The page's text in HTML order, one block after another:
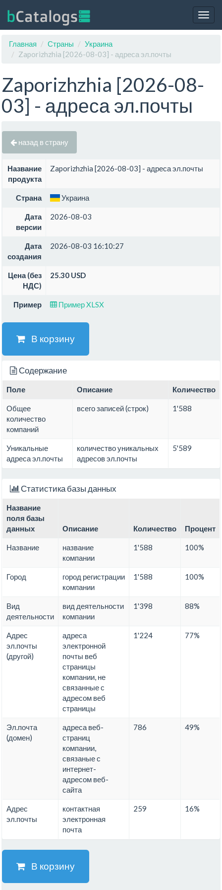
Главная
Страны
Украина
Zaporizhzhia [2026-08-03] - адреса эл.почты
Zaporizhzhia [2026-08-
03] - адреса эл.почты
назад в страну
Название
продукта
Zaporizhzhia [2026-08-03] - адреса эл.почты
Страна Украина
Дата
версии
2026-08-03
Дата
создания
2026-08-03 16:10:27
Цена (без
НДС)
25.30 USD
Пример Пример XLSX
В корзину
Содержание
Поле Описание Количество
Общее
количество
компаний
всего записей (строк) 1'588
Уникальные
адреса эл.почты
количество уникальных
адресов эл.почты
5'589
Статистика базы данных
Название
поля базы
данных
Описание Количество Процент
Название
название
компании
1'588 100%
Город
город регистрации
компании
1'588 100%
Вид
деятельности
вид деятельности
компании
1'398 88%
Адрес
эл.почты
(другой)
адреса
электронной
почты веб
страницы
компании, не
связанные с
адресом веб
страницы
1'224 77%
Эл.почта
(домен)
адреса веб-
страниц
компании,
связаные с
интернет-
адресом веб-
сайта
786 49%
Адрес
эл.почты
контактная
электронная
почта
259 16%
В корзину